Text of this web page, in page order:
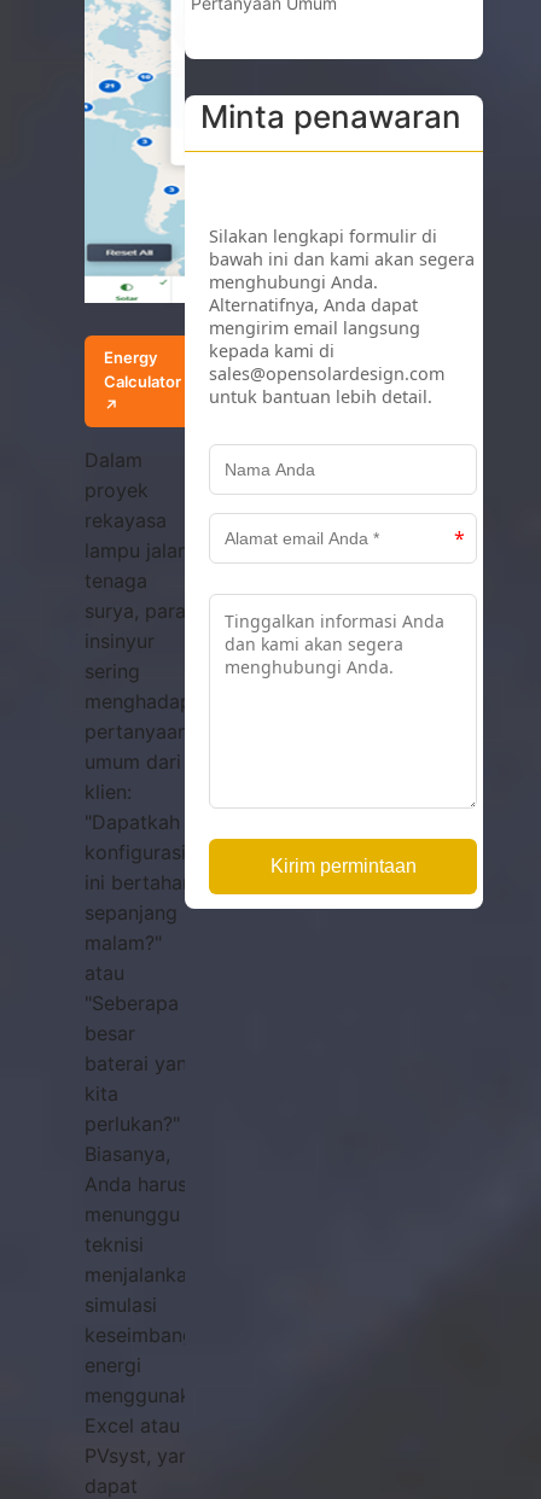
Energy
Calculator
↗
Dalam
proyek
rekayasa
lampu jalan
tenaga
surya, para
insinyur
sering
menghadapi
pertanyaan
umum dari
klien:
"Dapatkah
konfigurasi
ini bertahan
sepanjang
malam?"
atau
"Seberapa
besar
baterai yang
kita
perlukan?"
Biasanya,
Anda harus
menunggu
teknisi
menjalankan
simulasi
keseimbangan
energi
menggunakan
Excel atau
PVsyst, yang
dapat
Minta penawaran